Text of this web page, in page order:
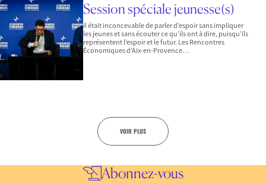
Session spéciale jeunesse(s)
Il était inconcevable de parler d’espoir sans impliquer
les jeunes et sans écouter ce qu’ils ont à dire, puisqu’ils
représentent l’espoir et le futur. Les Rencontres
Économiques d’Aix-en-Provence…
VOIR PLUS
Abonnez-vous